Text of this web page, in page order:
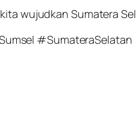
wujudkan Sumatera
#SumateraSelatan